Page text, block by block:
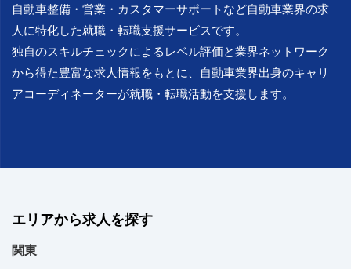
自動車整備・営業・カスタマーサポートなど自動車業界の求
人に特化した就職・転職支援サービスです。
独自のスキルチェックによるレベル評価と業界ネットワーク
から得た豊富な求人情報をもとに、自動車業界出身のキャリ
アコーディネーターが就職・転職活動を支援します。
エリアから求人を探す
関東